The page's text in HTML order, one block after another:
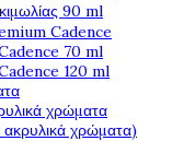
90 ml
Cadence
70 ml
120 ml
χρώματα
χρώματα)